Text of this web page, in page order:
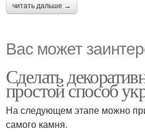
читать дальше →
Вас может
Сделать
простой способ
На следующем этапе можно
самого камня.